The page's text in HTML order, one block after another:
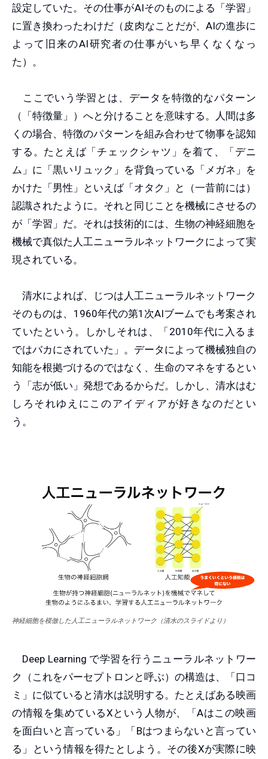
設定していた。その仕事がAIそのものによる「学習」
に置き換わったわけだ（皮肉なことだが、AIの進歩に
よって旧来のAI研究者の仕事がいち早くなくなっ
た）。
ここでいう学習とは、データを特徴的なパターン
（「特徴量」）へと分けることを意味する。人間は多
くの場合、特徴のパターンを組み合わせて物事を認知
する。たとえば「チェックシャツ」を着て、「デニ
ム」に「黒いリュック」を背負っている「メガネ」を
かけた「男性」といえば「オタク」と（一昔前には）
認識されたように。それと同じことを機械にさせるの
が「学習」だ。それは技術的には、生物の神経細胞を
機械で真似た人工ニューラルネットワークによって実
現されている。
清水によれば、じつは人工ニューラルネットワーク
そのものは、1960年代の第1次AIブームでも考案され
ていたという。しかしそれは、「2010年代に入るま
ではバカにされていた」。データによって機械独自の
知能を根拠づけるのではなく、生命のマネをするとい
う「志が低い」発想であるからだ。しかし、清水はむ
しろそれゆえにこのアイディアが好きなのだとい
う。
神経細胞を模倣した人工ニューラルネットワーク（清水のスライドより）
Deep Learning で学習を行うニューラルネットワー
ク（これをパーセプトロンと呼ぶ）の構造は、「口コ
ミ」に似ていると清水は説明する。たとえばある映画
の情報を集めているXという人物が、「Aはこの映画
を面白いと言っている」「Bはつまらないと言ってい
る」という情報を得たとしよう。その後Xが実際に映